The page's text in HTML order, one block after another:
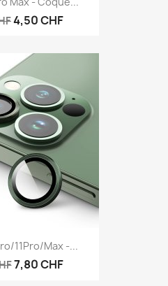
4,50 CHF
11Pro/Max -...
7,80 CHF